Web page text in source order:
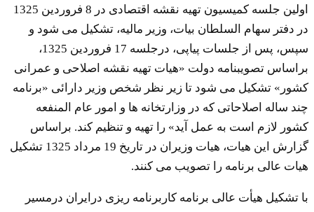
اولین جلسه کمیسیون تهیه نقشه اقتصادی در 8 فروردین 1325
در دفتر سهام السلطان بیات، وزیر مالیه، تشکیل می شود و
سپس، پس از جلسات پیاپی، درجلسه 17 فروردین 1325،
براساس تصویبنامه دولت «هیات تهیه نقشه اصلاحی و عمرانی
کشور» تشکیل می شود تا زیر نظر شخص وزیر دارائی «برنامه
چند ساله اصلاحاتی که در وزارتخانه ها و امور عام المنفعه
کشور لازم است به عمل آید» را تهیه و تنظیم کند. براساس
گزارش این هیات، هیات وزیران در تاریخ 19 مرداد 1325 تشکیل
هیات عالی برنامه را تصویب می کنند.
با تشکیل هیأت عالی برنامه کاربرنامه ریزی درایران درمسیر